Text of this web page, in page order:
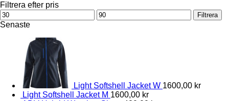
Filtrera efter pris
Min
pris
Max
pris
Filtrera
Senaste
Light Softshell Jacket W 1600,00 kr
Light Softshell Jacket M 1600,00 kr